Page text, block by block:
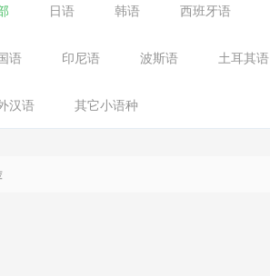
日语 韩语 西班牙语
语 印尼语 波斯语 土耳其语
汉语 其它小语种